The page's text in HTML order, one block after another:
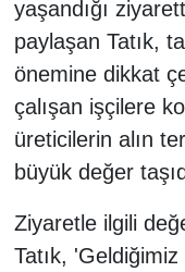
yaşandığı
paylaşan Tatık,
önemine dikkat
çalışan işçilere
üreticilerin alın
büyük değer
Ziyaretle ilgili
Tatık,